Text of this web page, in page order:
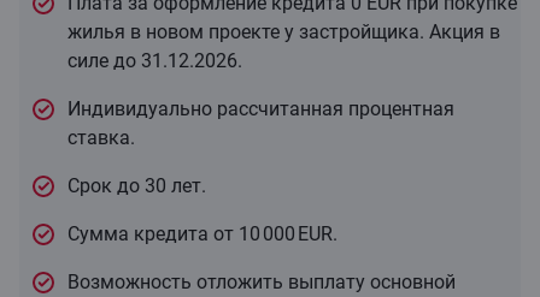
жилья в новом проекте у застройщика. Акция в
силе до 31.12.2026.
Индивидуально рассчитанная процентная
ставка.
Срок до 30 лет.
Сумма кредита от 10 000 EUR.
Возможность отложить выплату основной